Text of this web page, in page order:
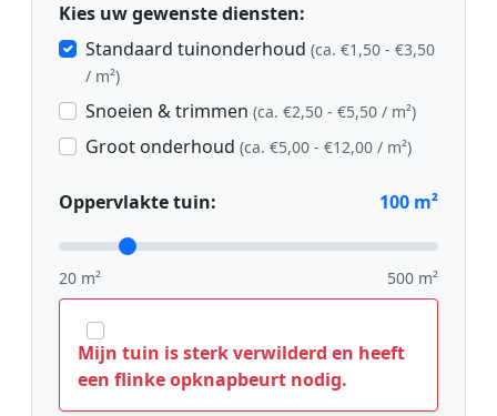
Kies uw gewenste diensten:
Standaard tuinonderhoud (ca. €1,50 - €3,50
/ m²)
Snoeien & trimmen (ca. €2,50 - €5,50 / m²)
Groot onderhoud (ca. €5,00 - €12,00 / m²)
Oppervlakte tuin: 100 m²
20 m² 500 m²
Mijn tuin is sterk verwilderd en heeft
een flinke opknapbeurt nodig.